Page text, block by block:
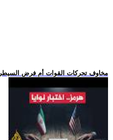
.. مخاوف تحركات القوات أم فرض